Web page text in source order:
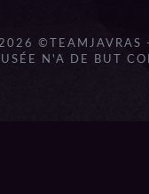
©TEAMJAVRAS
N'A DE BUT